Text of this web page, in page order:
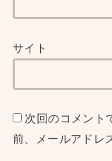
サイト
次回のコメント
前、メールアドレ